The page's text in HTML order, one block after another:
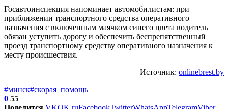
Госавтоинспекция напоминает автомобилистам: при
приближении транспортного средства оперативного
назначения с включенным маячком синего цвета водитель
обязан уступить дорогу и обеспечить беспрепятственный
проезд транспортному средству оперативного назначения к
месту происшествия.
Источник: onlinebrest.by
#минск#скорая_помощь
0 55